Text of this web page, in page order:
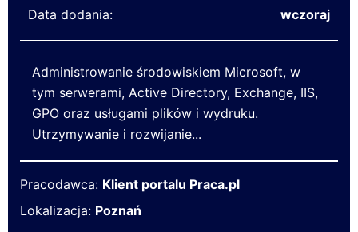
Data dodania: wczoraj
Administrowanie środowiskiem Microsoft, w
tym serwerami, Active Directory, Exchange, IIS,
GPO oraz usługami plików i wydruku.
Utrzymywanie i rozwijanie...
Pracodawca: Klient portalu Praca.pl
Lokalizacja: Poznań